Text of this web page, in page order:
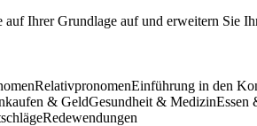
Ihrer Grundlage auf und erweitern Sie
RelativpronomenEinführung in den
& GeldGesundheit & MedizinEssen
Redewendungen